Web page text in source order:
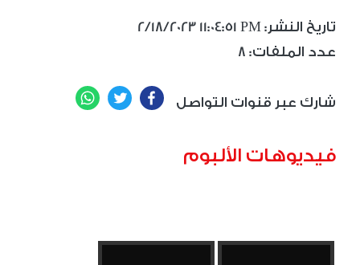
2/18/2023 11:04:51 PM :تاريخ النشر
8 :عدد الملفات
شارك عبر قنوات التواصل Facebook
Twitter
فيديوهات الألبوم